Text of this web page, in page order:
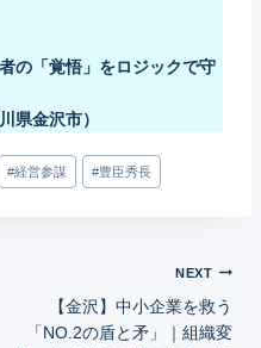
の「覚悟」をロジックで守
県金沢市）
#経営参謀 #豊臣秀長
NEXT
【金沢】中小企業を救う
「NO.2の盾と矛」｜組織変